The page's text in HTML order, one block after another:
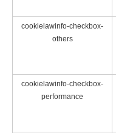
cookielawinfo-checkbox-
others
cookielawinfo-checkbox-
performance